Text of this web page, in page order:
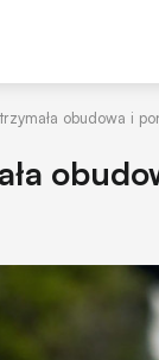
obudowa i